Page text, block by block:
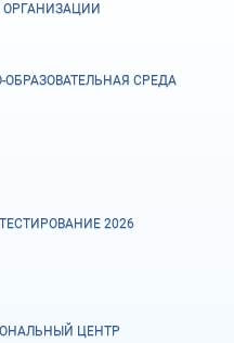
ОРГАНИЗАЦИИ
СРЕДА
2026
ЦЕНТР